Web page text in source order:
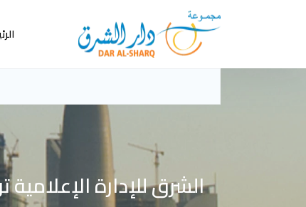
الشرق للإدارة